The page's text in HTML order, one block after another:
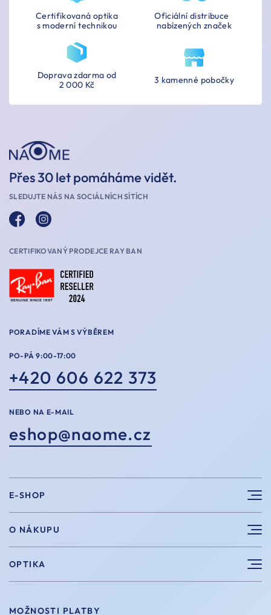
Certifikovaná optika
s moderní technikou
Oficiální distribuce
nabízených značek
3 kamenné pobočky
Doprava zdarma od
2 000 Kč
Přes 30 let pomáháme vidět.
SLEDUJTE NÁS NA SOCIÁLNÍCH SÍTÍCH
CERTIFIKOVANÝ PRODEJCE RAY BAN
PORADÍME VÁM S VÝBĚREM
PO-PÁ 9:00-17:00
+420 606 622 373
NEBO NA E-MAIL
eshop@naome.cz
E-SHOP
Sluneční brýle
Sportovní brýle
Vintage brýle
O NÁKUPU
Velikosti
Vrácení a výměna
OPTIKA
MOŽNOSTI PLATBY